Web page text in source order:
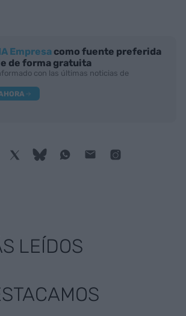
Empresa como fuente preferida
de forma gratuita
con las últimas noticias de
LEÍDOS